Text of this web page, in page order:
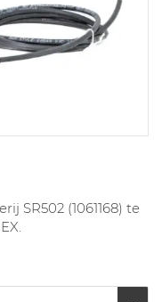
SR502 (1061168) te